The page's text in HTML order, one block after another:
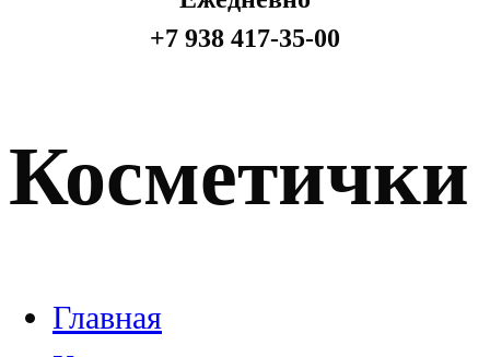
+7 938 417-35-00
Косметички
Главная